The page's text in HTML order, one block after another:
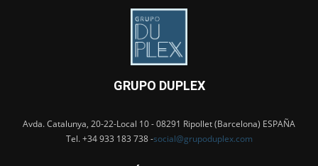
GRUPO DUPLEX
Avda. Catalunya, 20-22-Local 10 - 08291 Ripollet (Barcelona) ESPAÑA
Tel. +34 933 183 738 -social@grupoduplex.com